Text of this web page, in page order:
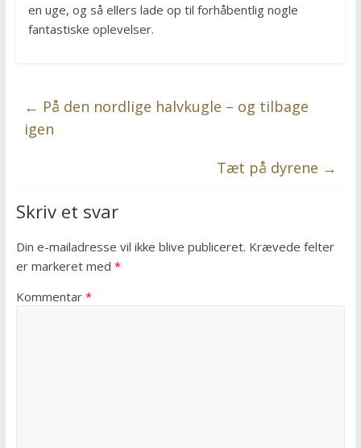
en uge, og så ellers lade op til forhåbentlig nogle
fantastiske oplevelser.
← På den nordlige halvkugle – og tilbage
igen
Tæt på dyrene →
Skriv et svar
Din e-mailadresse vil ikke blive publiceret. Krævede felter
er markeret med *
Kommentar *